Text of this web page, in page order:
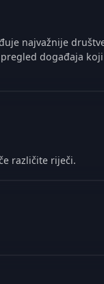
najvažnije
događaja
različite riječi.